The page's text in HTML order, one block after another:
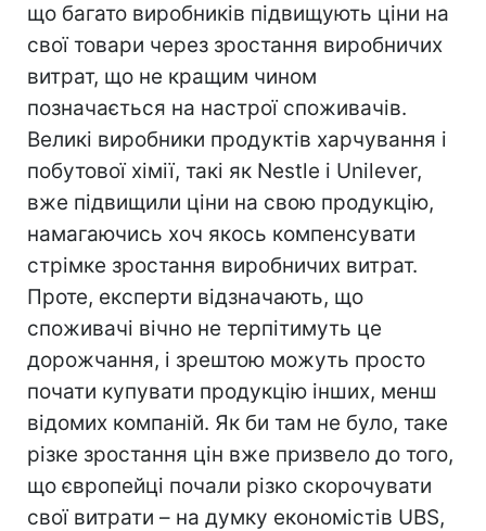
що багато виробників підвищують ціни на
свої товари через зростання виробничих
витрат, що не кращим чином
позначається на настрої споживачів.
Великі виробники продуктів харчування і
побутової хімії, такі як Nestle і Unilever,
вже підвищили ціни на свою продукцію,
намагаючись хоч якось компенсувати
стрімке зростання виробничих витрат.
Проте, експерти відзначають, що
споживачі вічно не терпітимуть це
дорожчання, і зрештою можуть просто
почати купувати продукцію інших, менш
відомих компаній. Як би там не було, таке
різке зростання цін вже призвело до того,
що європейці почали різко скорочувати
свої витрати – на думку економістів UBS,